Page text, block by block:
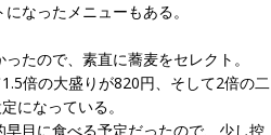
なったメニューもある。
たので、素直に蕎麦をセレクト。
倍の大盛りが820円、そして2倍の二
になっている。
目に食べる予定だったので、少し控